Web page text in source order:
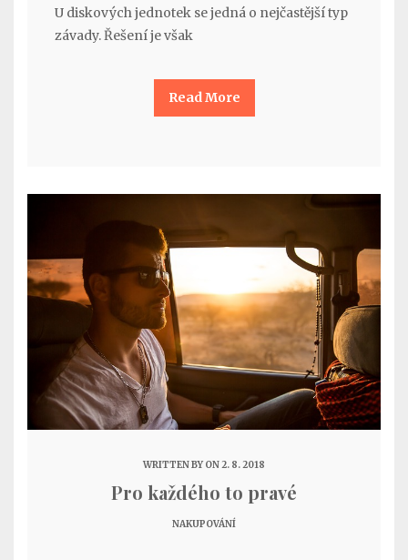
U diskových jednotek se jedná o nejčastější typ
závady. Řešení je však
Read More
WRITTEN BY ON 2. 8. 2018
Pro každého to pravé
NAKUPOVÁNÍ